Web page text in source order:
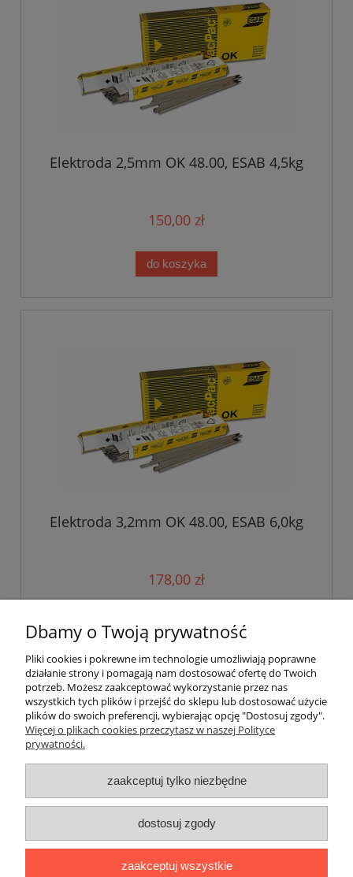
Elektroda 2,5mm OK 48.00, ESAB 4,5kg
150,00 zł
do koszyka
Elektroda 3,2mm OK 48.00, ESAB 6,0kg
178,00 zł
« 1 2 3 4 »
Pomoc
Dostawa i płatności
Moje konto
Gwarancja i zwroty
Dbamy o Twoją prywatność
Pliki cookies i pokrewne im technologie umożliwiają poprawne
działanie strony i pomagają nam dostosować ofertę do Twoich
potrzeb. Możesz zaakceptować wykorzystanie przez nas
wszystkich tych plików i przejść do sklepu lub dostosować użycie
plików do swoich preferencji, wybierając opcję "Dostosuj zgody".
Więcej o plikach cookies przeczytasz w naszej Polityce
prywatności.
zaakceptuj tylko niezbędne
dostosuj zgody
zaakceptuj wszystkie